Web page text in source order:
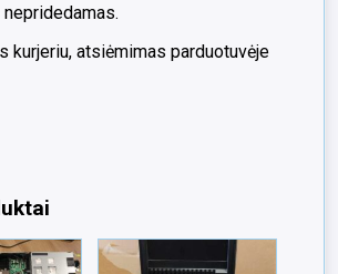
kurjeriu, atsiėmimas parduotuvėje